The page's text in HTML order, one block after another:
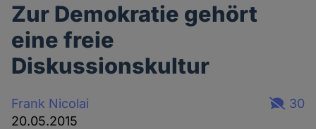
Zur Demokratie gehört
eine freie
Diskussionskultur
Frank Nicolai
20.05.2015
30